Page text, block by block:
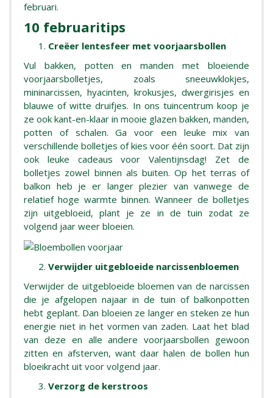
februari.
10 februaritips
Creëer lentesfeer met voorjaarsbollen
Vul bakken, potten en manden met bloeiende
voorjaarsbolletjes, zoals sneeuwklokjes,
mininarcissen, hyacinten, krokusjes, dwergirisjes en
blauwe of witte druifjes. In ons tuincentrum koop je
ze ook kant-en-klaar in mooie glazen bakken, manden,
potten of schalen. Ga voor een leuke mix van
verschillende bolletjes of kies voor één soort. Dat zijn
ook leuke cadeaus voor Valentijnsdag! Zet de
bolletjes zowel binnen als buiten. Op het terras of
balkon heb je er langer plezier van vanwege de
relatief hoge warmte binnen. Wanneer de bolletjes
zijn uitgebloeid, plant je ze in de tuin zodat ze
volgend jaar weer bloeien.
Verwijder uitgebloeide narcissenbloemen
Verwijder de uitgebloeide bloemen van de narcissen
die je afgelopen najaar in de tuin of balkonpotten
hebt geplant. Dan bloeien ze langer en steken ze hun
energie niet in het vormen van zaden. Laat het blad
van deze en alle andere voorjaarsbollen gewoon
zitten en afsterven, want daar halen de bollen hun
bloeikracht uit voor volgend jaar.
Verzorg de kerstroos